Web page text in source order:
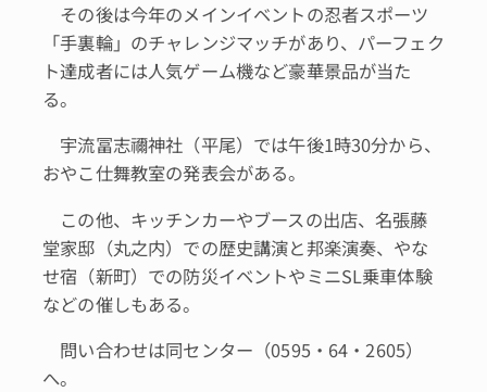
その後は今年のメインイベントの忍者スポーツ
「手裏輪」のチャレンジマッチがあり、パーフェク
ト達成者には人気ゲーム機など豪華景品が当た
る。
宇流冨志禰神社（平尾）では午後1時30分から、
おやこ仕舞教室の発表会がある。
この他、キッチンカーやブースの出店、名張藤
堂家邸（丸之内）での歴史講演と邦楽演奏、やな
せ宿（新町）での防災イベントやミニSL乗車体験
などの催しもある。
問い合わせは同センター（0595・64・2605）
へ。